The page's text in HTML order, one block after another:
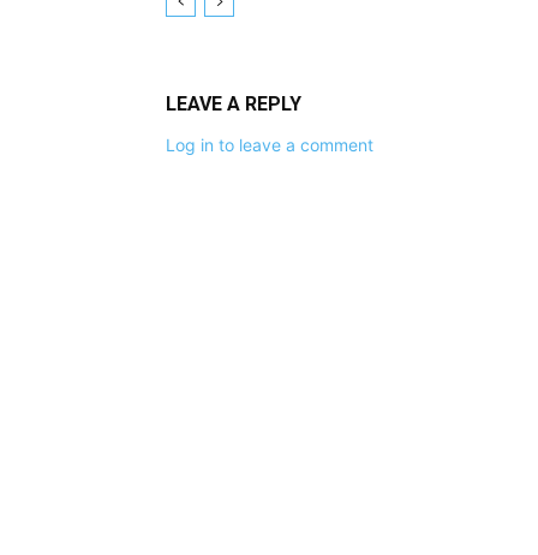
LEAVE A REPLY
Log in to leave a comment